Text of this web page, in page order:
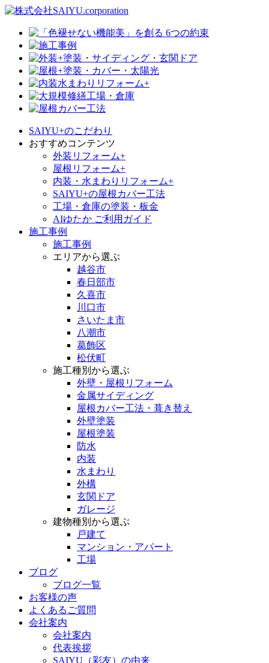
SAIYU+のこだわり
おすすめコンテンツ
外装リフォーム+
屋根リフォーム+
内装・水まわりリフォーム+
SAIYU+の屋根カバー工法
工場・倉庫の塗装・板金
AIゆたか ご利用ガイド
施工事例
施工事例
エリアから選ぶ
越谷市
春日部市
久喜市
川口市
さいたま市
八潮市
葛飾区
松伏町
施工種別から選ぶ
外壁・屋根リフォーム
金属サイディング
屋根カバー工法・葺き替え
外壁塗装
屋根塗装
防水
内装
水まわり
外構
玄関ドア
ガレージ
建物種別から選ぶ
戸建て
マンション・アパート
工場
ブログ
ブログ一覧
お客様の声
よくあるご質問
会社案内
会社案内
代表挨拶
SAIYU（彩友）の由来